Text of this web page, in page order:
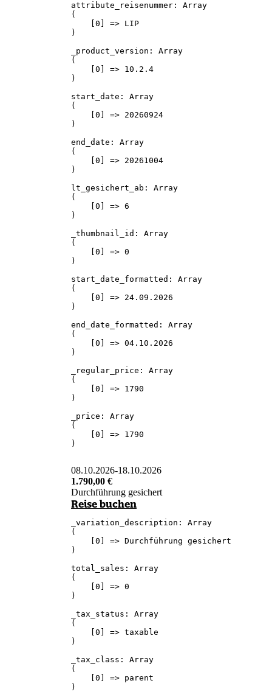
attribute_reisenummer: Array
(
    [0] => LIP
)
_product_version: Array
(
    [0] => 10.2.4
)
start_date: Array
(
    [0] => 20260924
)
end_date: Array
(
    [0] => 20261004
)
lt_gesichert_ab: Array
(
    [0] => 6
)
_thumbnail_id: Array
(
    [0] => 0
)
start_date_formatted: Array
(
    [0] => 24.09.2026
)
end_date_formatted: Array
(
    [0] => 04.10.2026
)
_regular_price: Array
(
    [0] => 1790
)
_price: Array
(
    [0] => 1790
)
08.10.2026-18.10.2026
1.790,00 €
Durchführung gesichert
Reise buchen
_variation_description: Array
(
    [0] => Durchführung gesichert
)
total_sales: Array
(
    [0] => 0
)
_tax_status: Array
(
    [0] => taxable
)
_tax_class: Array
(
    [0] => parent
)